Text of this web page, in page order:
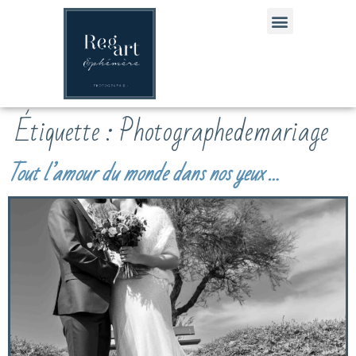
Étiquette :Photographedemariage
Tout l’amour du monde dans nos yeux …